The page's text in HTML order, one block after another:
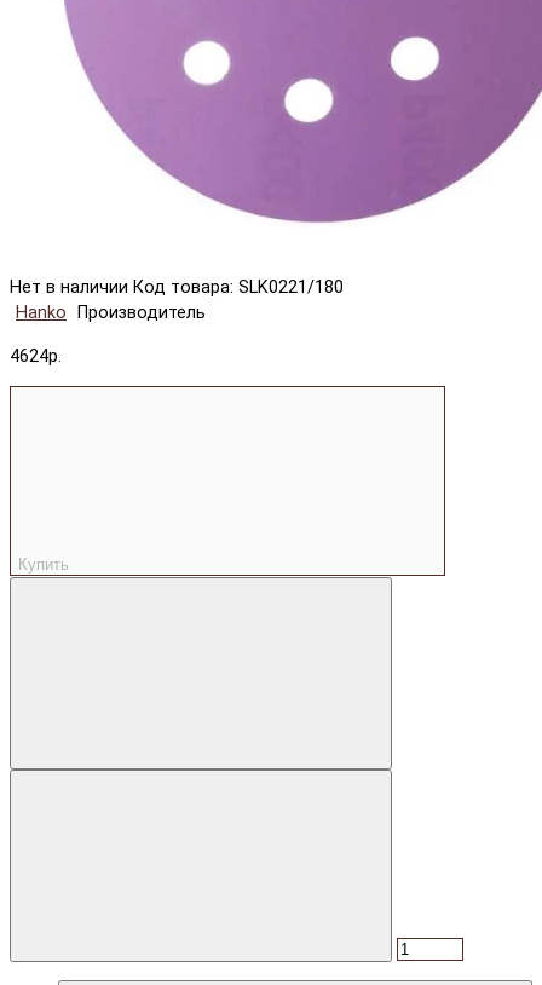
Нет в наличии Код товара: SLK0221/180
Hanko
Производитель
4624р.
Купить